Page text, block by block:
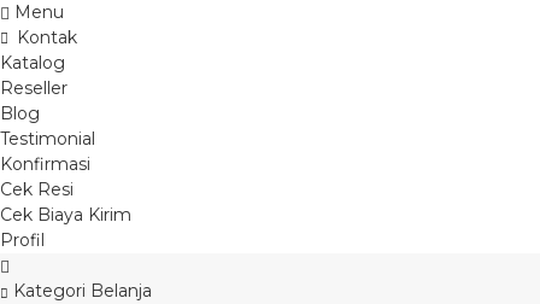
Menu
Kontak
Katalog
Reseller
Blog
Testimonial
Konfirmasi
Cek Resi
Cek Biaya Kirim
Profil
Kategori Belanja